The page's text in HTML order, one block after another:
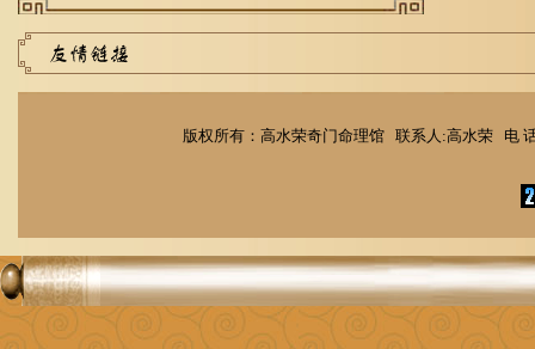
版权所有：高水荣奇门命理馆 联系人:高水荣 电